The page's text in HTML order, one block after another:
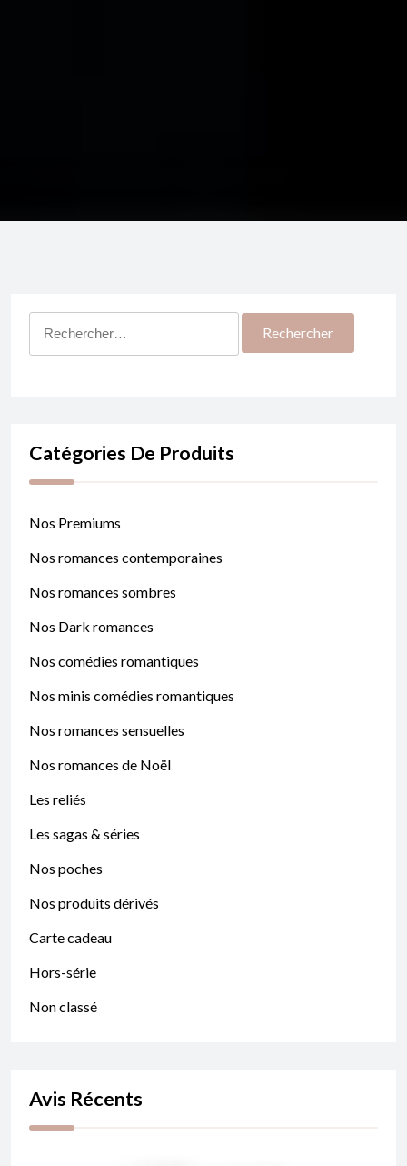
Catégories De Produits
Nos Premiums
Nos romances contemporaines
Nos romances sombres
Nos Dark romances
Nos comédies romantiques
Nos minis comédies romantiques
Nos romances sensuelles
Nos romances de Noël
Les reliés
Les sagas & séries
Nos poches
Nos produits dérivés
Carte cadeau
Hors-série
Non classé
Avis Récents